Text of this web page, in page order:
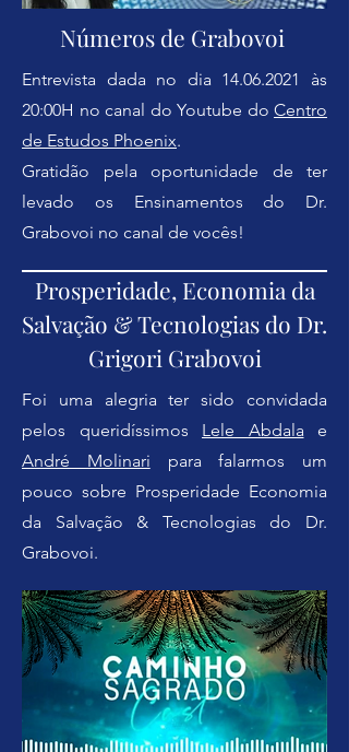
Números de Grabovoi
Entrevista dada no dia 14.06.2021
às
20:00H no canal do Youtube do Centro
de Estudos Phoenix.
Gratidão pela oportunidade de ter
levado os Ensinamentos do Dr.
Grabovoi no canal de vocês!
Prosperidade, Economia da
Salvação & Tecnologias do Dr.
Grigori Grabovoi
Foi uma alegria ter sido convidada
pelos queridíssimos Lele Abdalae
André Molinari para falarmos um
pouco sobre Prosperidade Economia
da Salvação & Tecnologias do Dr.
Grabovoi.